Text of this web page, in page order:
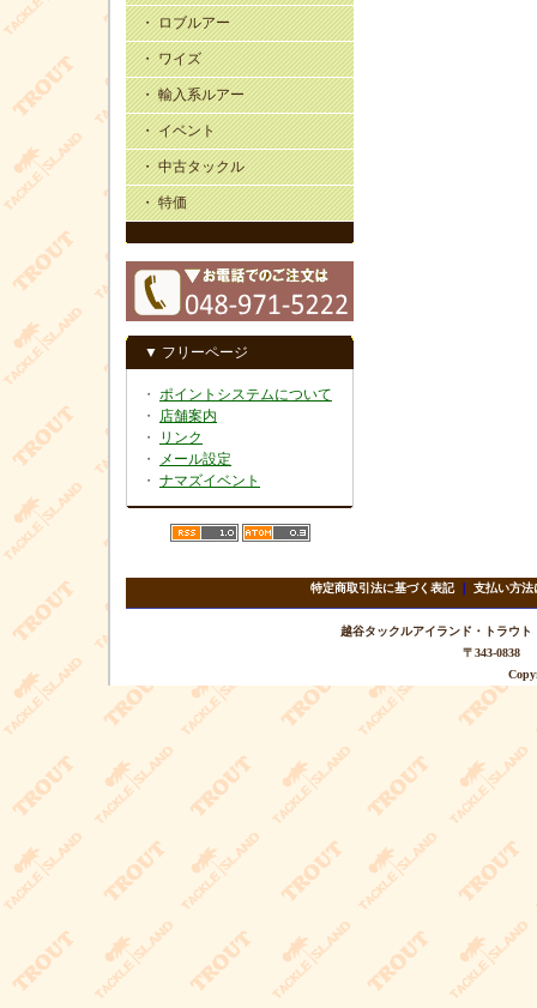
・ ロブルアー
・ ワイズ
・ 輸入系ルアー
・ イベント
・ 中古タックル
・ 特価
▼ フリーページ
・ ポイントシステムについて
・ 店舗案内
・
リンク
・
メール設定
・ ナマズイベント
特定商取引法に基づく表記｜ 支払い方法
越谷タックルアイランド・トラ
〒343-0838